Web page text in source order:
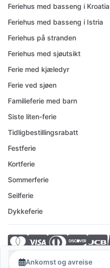
Ankomst og avreise
Feriehus med basseng i Kroatia
Feriehus med basseng i Istria
Feriehus på stranden
Feriehus med sjøutsikt
Ferie med kjæledyr
Ferie ved sjøen
Familieferie med barn
Siste liten-ferie
Tidligbestillingsrabatt
Festferie
Kortferie
Sommerferie
Seilferie
Dykkeferie